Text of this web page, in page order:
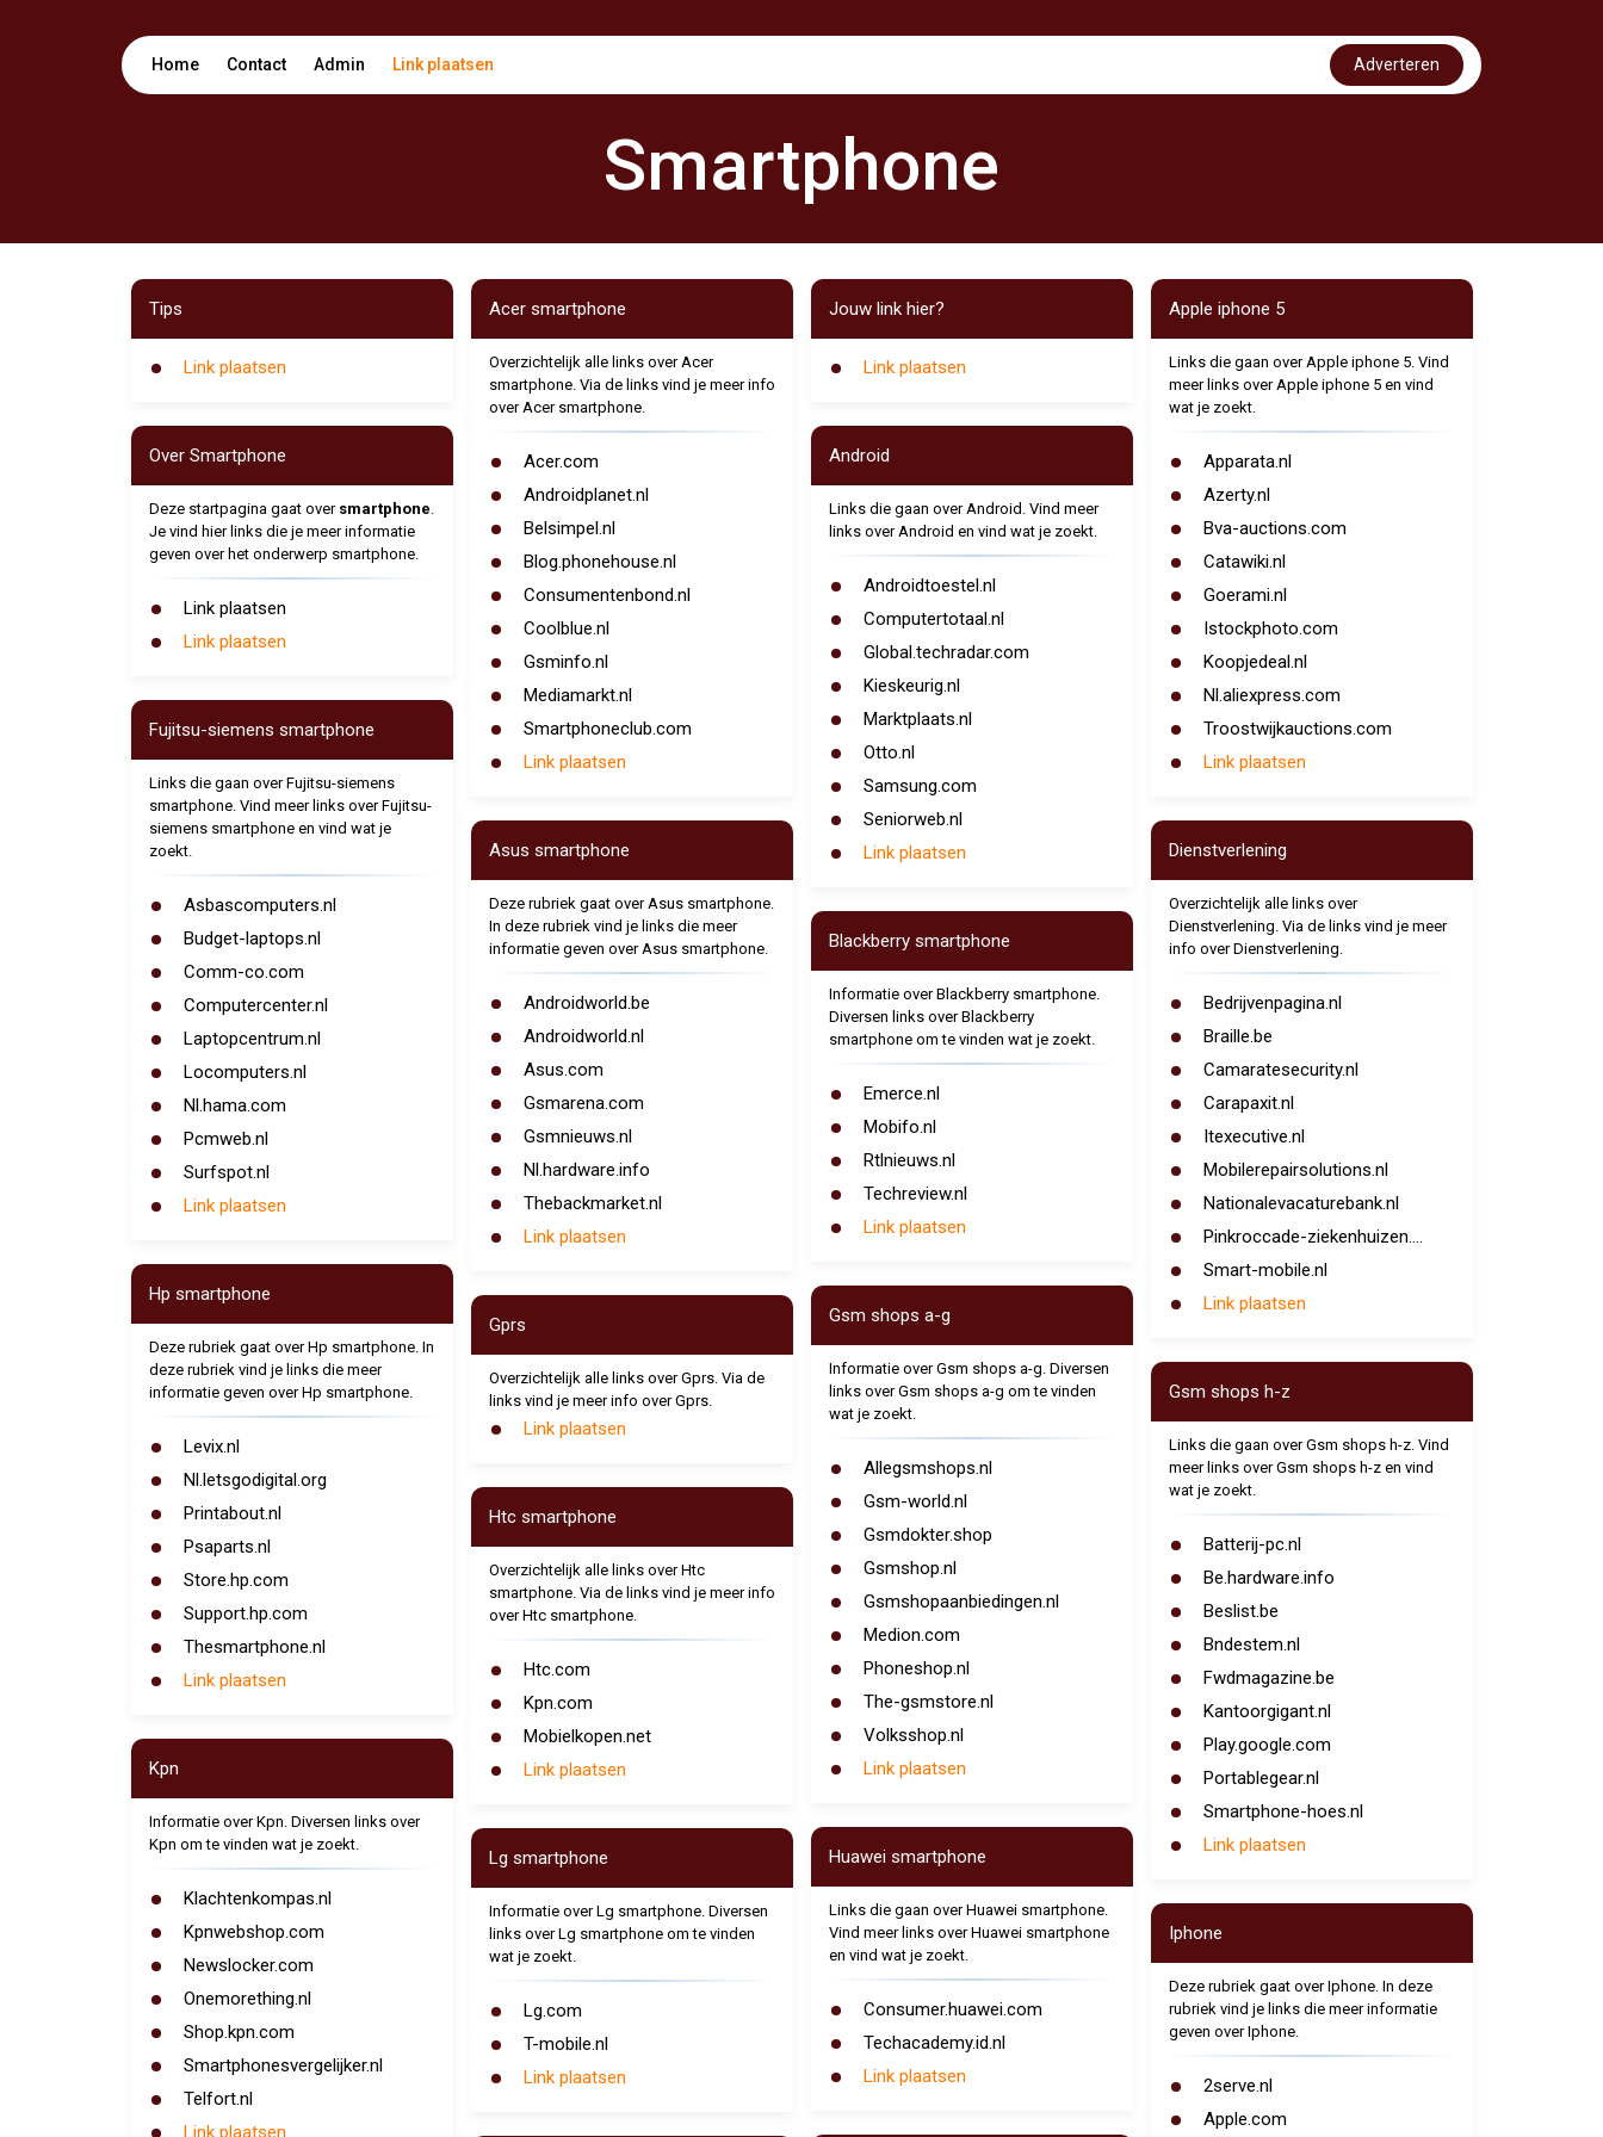
Home Contact Admin Link plaatsen Adverteren
Smartphone
Tips
Link plaatsen
Over Smartphone
Deze startpagina gaat over smartphone.
Je vind hier links die je meer informatie
geven over het onderwerp smartphone.
Link plaatsen
Link plaatsen
Fujitsu-siemens smartphone
Links die gaan over Fujitsu-siemens
smartphone. Vind meer links over Fujitsu-
siemens smartphone en vind wat je
zoekt.
Asbascomputers.nl
Budget-laptops.nl
Comm-co.com
Computercenter.nl
Laptopcentrum.nl
Locomputers.nl
Nl.hama.com
Pcmweb.nl
Surfspot.nl
Link plaatsen
Hp smartphone
Deze rubriek gaat over Hp smartphone. In
deze rubriek vind je links die meer
informatie geven over Hp smartphone.
Levix.nl
Nl.letsgodigital.org
Printabout.nl
Psaparts.nl
Store.hp.com
Support.hp.com
Thesmartphone.nl
Link plaatsen
Kpn
Informatie over Kpn. Diversen links over
Kpn om te vinden wat je zoekt.
Klachtenkompas.nl
Kpnwebshop.com
Newslocker.com
Onemorething.nl
Shop.kpn.com
Smartphonesvergelijker.nl
Telfort.nl
Link plaatsen
Acer smartphone
Overzichtelijk alle links over Acer
smartphone. Via de links vind je meer info
over Acer smartphone.
Acer.com
Androidplanet.nl
Belsimpel.nl
Blog.phonehouse.nl
Consumentenbond.nl
Coolblue.nl
Gsminfo.nl
Mediamarkt.nl
Smartphoneclub.com
Link plaatsen
Asus smartphone
Deze rubriek gaat over Asus smartphone.
In deze rubriek vind je links die meer
informatie geven over Asus smartphone.
Androidworld.be
Androidworld.nl
Asus.com
Gsmarena.com
Gsmnieuws.nl
Nl.hardware.info
Thebackmarket.nl
Link plaatsen
Gprs
Overzichtelijk alle links over Gprs. Via de
links vind je meer info over Gprs.
Link plaatsen
Htc smartphone
Overzichtelijk alle links over Htc
smartphone. Via de links vind je meer info
over Htc smartphone.
Htc.com
Kpn.com
Mobielkopen.net
Link plaatsen
Lg smartphone
Informatie over Lg smartphone. Diversen
links over Lg smartphone om te vinden
wat je zoekt.
Lg.com
T-mobile.nl
Link plaatsen
Jouw link hier?
Link plaatsen
Android
Links die gaan over Android. Vind meer
links over Android en vind wat je zoekt.
Androidtoestel.nl
Computertotaal.nl
Global.techradar.com
Kieskeurig.nl
Marktplaats.nl
Otto.nl
Samsung.com
Seniorweb.nl
Link plaatsen
Blackberry smartphone
Informatie over Blackberry smartphone.
Diversen links over Blackberry
smartphone om te vinden wat je zoekt.
Emerce.nl
Mobifo.nl
Rtlnieuws.nl
Techreview.nl
Link plaatsen
Gsm shops a-g
Informatie over Gsm shops a-g. Diversen
links over Gsm shops a-g om te vinden
wat je zoekt.
Allegsmshops.nl
Gsm-world.nl
Gsmdokter.shop
Gsmshop.nl
Gsmshopaanbiedingen.nl
Medion.com
Phoneshop.nl
The-gsmstore.nl
Volksshop.nl
Link plaatsen
Huawei smartphone
Links die gaan over Huawei smartphone.
Vind meer links over Huawei smartphone
en vind wat je zoekt.
Consumer.huawei.com
Techacademy.id.nl
Link plaatsen
Apple iphone 5
Links die gaan over Apple iphone 5. Vind
meer links over Apple iphone 5 en vind
wat je zoekt.
Apparata.nl
Azerty.nl
Bva-auctions.com
Catawiki.nl
Goerami.nl
Istockphoto.com
Koopjedeal.nl
Nl.aliexpress.com
Troostwijkauctions.com
Link plaatsen
Dienstverlening
Overzichtelijk alle links over
Dienstverlening. Via de links vind je meer
info over Dienstverlening.
Bedrijvenpagina.nl
Braille.be
Camaratesecurity.nl
Carapaxit.nl
Itexecutive.nl
Mobilerepairsolutions.nl
Nationalevacaturebank.nl
Pinkroccade-ziekenhuizen....
Smart-mobile.nl
Link plaatsen
Gsm shops h-z
Links die gaan over Gsm shops h-z. Vind
meer links over Gsm shops h-z en vind
wat je zoekt.
Batterij-pc.nl
Be.hardware.info
Beslist.be
Bndestem.nl
Fwdmagazine.be
Kantoorgigant.nl
Play.google.com
Portablegear.nl
Smartphone-hoes.nl
Link plaatsen
Iphone
Deze rubriek gaat over Iphone. In deze
rubriek vind je links die meer informatie
geven over Iphone.
2serve.nl
Apple.com